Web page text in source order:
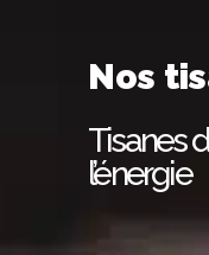
Nos
Tisanes
l’énergie